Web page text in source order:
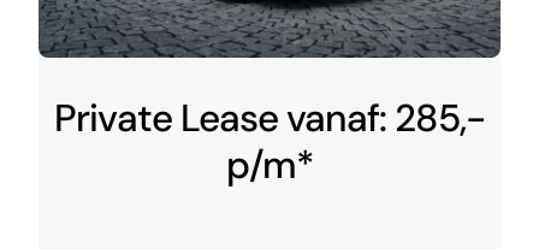
Private Lease vanaf: 285,-
p/m*